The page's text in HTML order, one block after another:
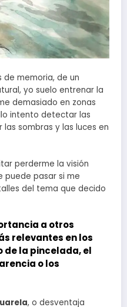
memoria, de un
yo suelo entrenar la
demasiado en zonas
intento detectar las
sombras y las luces en
perderme la visión
puede pasar si me
del tema que decido
a otros
relevantes en los
de la pincelada, el
o los
, o desventaja